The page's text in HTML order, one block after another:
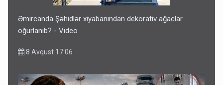
Əmircanda Şəhidlər xiyabanından dekorativ ağaclar
oğurlanıb? - Video
8 Avqust 17:06